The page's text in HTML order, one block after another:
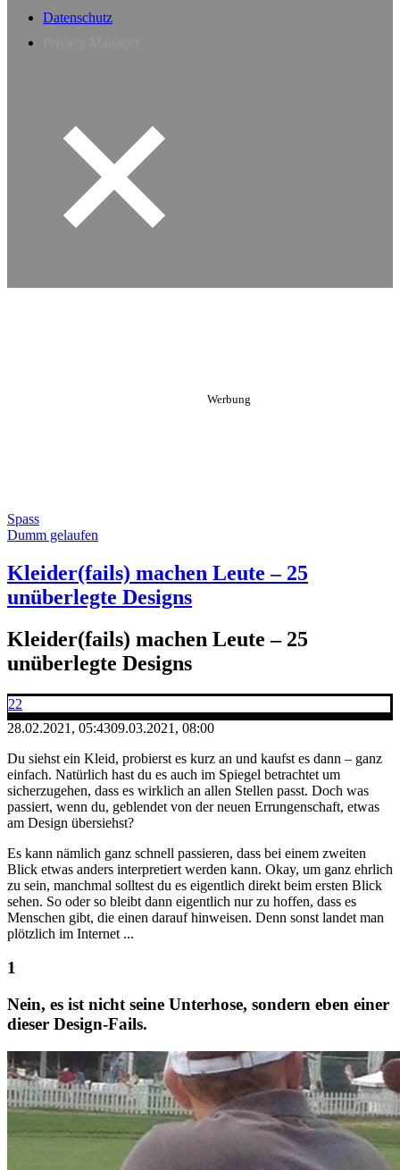
Datenschutz
Spass
Dumm gelaufen
Kleider(fails) machen Leute – 25
unüberlegte Designs
Kleider(fails) machen Leute – 25
unüberlegte Designs
22
28.02.2021, 05:4309.03.2021, 08:00
Du siehst ein Kleid, probierst es kurz an und kaufst es dann – ganz
einfach. Natürlich hast du es auch im Spiegel betrachtet um
sicherzugehen, dass es wirklich an allen Stellen passt. Doch was
passiert, wenn du, geblendet von der neuen Errungenschaft, etwas
am Design übersiehst?
Es kann nämlich ganz schnell passieren, dass bei einem zweiten
Blick etwas anders interpretiert werden kann. Okay, um ganz ehrlich
zu sein, manchmal solltest du es eigentlich direkt beim ersten Blick
sehen. So oder so bleibt dann eigentlich nur zu hoffen, dass es
Menschen gibt, die einen darauf hinweisen. Denn sonst landet man
plötzlich im Internet ...
Nein, es ist nicht seine Unterhose, sondern eben einer
dieser Design-Fails.